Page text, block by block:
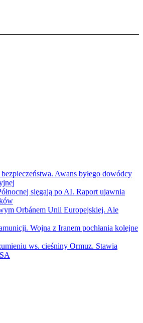
Awans byłego dowódcy
sięgają po AI. Raport ujawnia
Orbánem Unii Europejskiej. Ale
Wojna z Iranem pochłania kolejne
ws. cieśniny Ormuz. Stawia